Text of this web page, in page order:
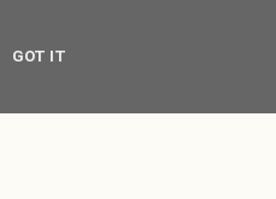
GOT IT